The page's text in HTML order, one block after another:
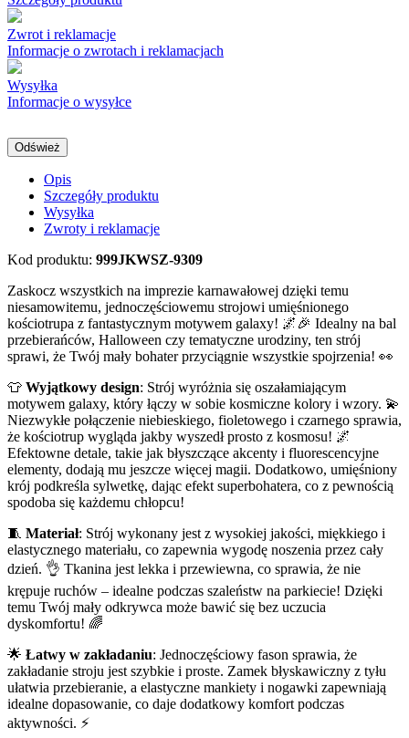
Zwrot i reklamacje
Informacje o zwrotach i reklamacjach
Wysyłka
Informacje o wysyłce
Opis
Szczegóły produktu
Wysyłka
Zwroty i reklamacje
Kod produktu: 999JKWSZ-9309
Zaskocz wszystkich na imprezie karnawałowej dzięki temu
niesamowitemu, jednoczęściowemu strojowi umięśnionego
kościotrupa z fantastycznym motywem galaxy! 🌌🎉 Idealny na bal
przebierańców, Halloween czy tematyczne urodziny, ten strój
sprawi, że Twój mały bohater przyciągnie wszystkie spojrzenia! 👀
👕 Wyjątkowy design: Strój wyróżnia się oszałamiającym
motywem galaxy, który łączy w sobie kosmiczne kolory i wzory. 💫
Niezwykłe połączenie niebieskiego, fioletowego i czarnego sprawia,
że kościotrup wygląda jakby wyszedł prosto z kosmosu! 🌌
Efektowne detale, takie jak błyszczące akcenty i fluorescencyjne
elementy, dodają mu jeszcze więcej magii. Dodatkowo, umięśniony
krój podkreśla sylwetkę, dając efekt superbohatera, co z pewnością
spodoba się każdemu chłopcu!
🧵 Materiał: Strój wykonany jest z wysokiej jakości, miękkiego i
elastycznego materiału, co zapewnia wygodę noszenia przez cały
dzień. 👌 Tkanina jest lekka i przewiewna, co sprawia, że nie
krępuje ruchów – idealne podczas szaleństw na parkiecie! Dzięki
temu Twój mały odkrywca może bawić się bez uczucia
dyskomfortu! 🌈
🌟 Łatwy w zakładaniu: Jednoczęściowy fason sprawia, że
zakładanie stroju jest szybkie i proste. Zamek błyskawiczny z tyłu
ułatwia przebieranie, a elastyczne mankiety i nogawki zapewniają
idealne dopasowanie, co daje dodatkowy komfort podczas
aktywności. ⚡️